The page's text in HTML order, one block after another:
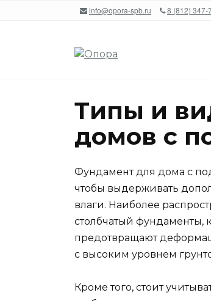
info@opora-spb.ru 8 (812) 347-
Типы и
домов с
Фундамент для дома с
чтобы выдерживать
влаги. Наиболее
столбчатый фундаменты,
предотвращают
с высоким уровнем
Кроме того, стоит